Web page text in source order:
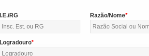
I.E./RG Razão/Nome
Logradouro